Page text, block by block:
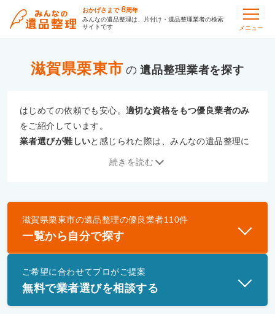
おかげさまで 8周年
みんなの遺品整理は、片付け・遺品整理業者の検索
サイトです
メニュー
滋賀県栗東市 の 遺品整理
はじめての依頼でも安心。適切な資格をもつ優良業者のみ
をご紹介しています。
業者選びが難しいと感じられた際は、みんなの遺品整理に
優良業者とは
一般財団法人遺品整理認定協会、および一般社団法
士」資格を持つ事業者のみ掲載しています。
続きを読む
滋賀県栗東市の遺品整理の優良業者110件
一覧から自分で探す
ご希望に合わせてプロがご提案
無料で業者選びを相談する